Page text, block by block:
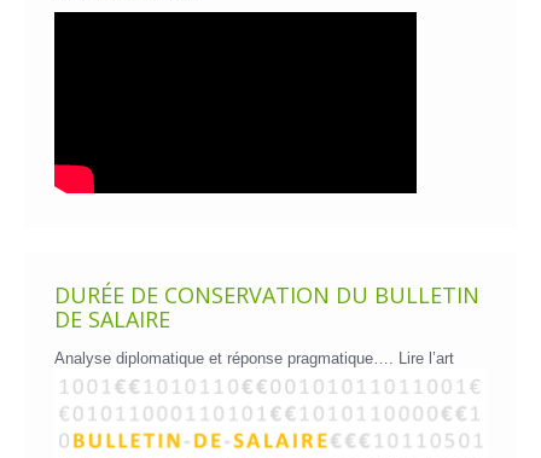
DURÉE DE CONSERVATION DU BULLETIN
DE SALAIRE
Analyse diplomatique et réponse pragmatique…. Lire l’art